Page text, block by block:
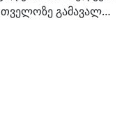
გამავალ…